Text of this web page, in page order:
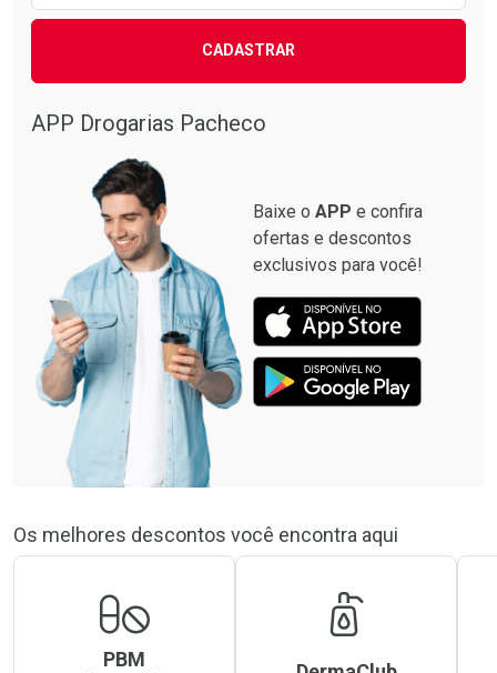
CADASTRAR
APP Drogarias Pacheco
Baixe o APP e confira
ofertas e descontos
exclusivos para você!
Os melhores descontos você encontra aqui
PBM